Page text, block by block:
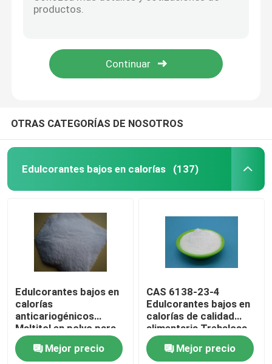
Inulina
Isomaltooligosacárido OMI
Galactooligosacárido GOS
Resinas sintéticas
Fibra de hormigón reforzado
Adición concreta
OTRAS CATEGORÍAS DE NOSOTROS
Edulcorantes bajos en calorías (137)
Edulcorantes bajos en
calorías
anticariogénicos
Maltitol en polvo para
productos para
pacientes diabéticos
Mejor precio
CAS 6138-23-4
Edulcorantes bajos en
calorías de calidad
alimentaria Trehalosa
en alimentos
Mejor precio